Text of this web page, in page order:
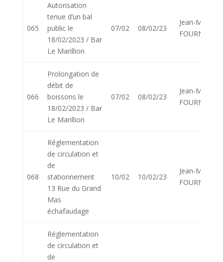
065
Autorisation
tenue d’un bal
public le
18/02/2023 / Bar
Le Marillion
07/02 08/02/23
Jean-Marie
FOURNIER
066
Prolongation de
débit de
boissons le
18/02/2023 / Bar
Le Marillion
07/02 08/02/23
Jean-Marie
FOURNIER
068
Réglementation
de circulation et
de
stationnement
13 Rue du Grand
Mas
échafaudage
10/02 10/02/23
Jean-Marie
FOURNIER
Réglementation
de circulation et
de